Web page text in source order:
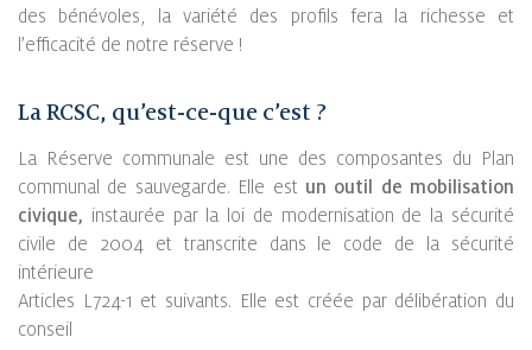
des bénévoles, la variété des profils fera la richesse et
l’efficacité de notre réserve !
La RCSC, qu’est-ce-que c’est ?
La Réserve communale est une des composantes du Plan
communal de sauvegarde. Elle est un outil de mobilisation
civique, instaurée par la loi de modernisation de la sécurité
civile de 2004 et transcrite dans le code de la sécurité
intérieure
Articles L724-1 et suivants. Elle est créée par délibération du
conseil